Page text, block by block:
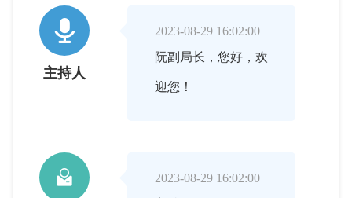

主持人
2023-08-29 16:02:00
阮副局长，您好，欢
迎您！

2023-08-29 16:02:00